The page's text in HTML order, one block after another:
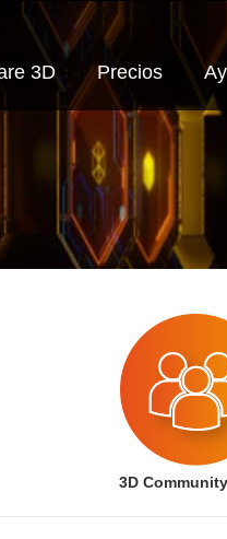
3D Precios
3D